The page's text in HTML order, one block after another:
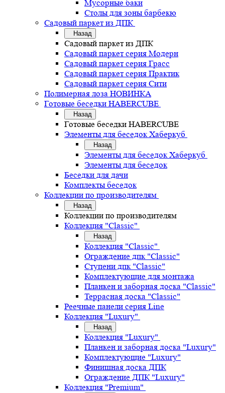
Мусорные баки
Столы для зоны барбекю
Садовый паркет из ДПК
Назад
Садовый паркет из ДПК
Садовый паркет серия Mодерн
Садовый паркет серия Грасс
Садовый паркет серия Практик
Садовый паркет серия Сити
Полимерная лоза НОВИНКА
Готовые беседки HABERCUBE
Назад
Готовые беседки HABERCUBE
Элементы для беседок Хаберкуб
Назад
Элементы для беседок Хаберкуб
Элементы для беседок
Беседки для дачи
Комплекты беседок
Коллекции по производителям
Назад
Коллекции по производителям
Коллекция "Classic"
Назад
Коллекция "Classic"
Ограждение дпк "Classic"
Ступени дпк "Classic"
Комплектующие для монтажа
Планкен и заборная доска "Classic"
Террасная доска "Classic"
Реечные панели серия Line
Коллекция "Luxury"
Назад
Коллекция "Luxury"
Планкен и заборная доска "Luxury"
Комплектующие "Luxury"
Финишная доска ДПК
Ограждение ДПК "Luxury"
Коллекция "Premium"